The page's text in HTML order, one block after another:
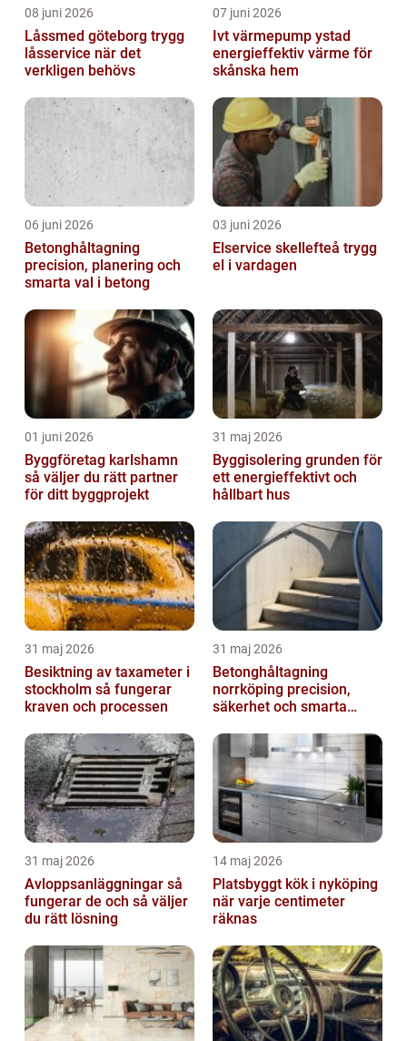
08 juni 2026
Låssmed göteborg trygg
låsservice när det
verkligen behövs
07 juni 2026
Ivt värmepump ystad
energieffektiv värme för
skånska hem
06 juni 2026
Betonghåltagning
precision, planering och
smarta val i betong
03 juni 2026
Elservice skellefteå trygg
el i vardagen
01 juni 2026
Byggföretag karlshamn
så väljer du rätt partner
för ditt byggprojekt
31 maj 2026
Byggisolering grunden för
ett energieffektivt och
hållbart hus
31 maj 2026
Besiktning av taxameter i
stockholm så fungerar
kraven och processen
31 maj 2026
Betonghåltagning
norrköping precision,
säkerhet och smarta
31 maj 2026
Avloppsanläggningar så
fungerar de och så väljer
du rätt lösning
14 maj 2026
Platsbyggt kök i nyköping
när varje centimeter
räknas